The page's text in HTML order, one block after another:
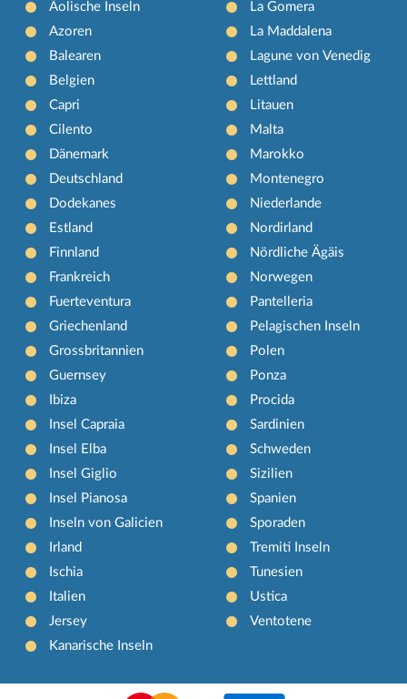
Äolische Inseln
Azoren
Balearen
Belgien
Capri
Cilento
Dänemark
Deutschland
Dodekanes
Estland
Finnland
Frankreich
Fuerteventura
Griechenland
Grossbritannien
Guernsey
Ibiza
Insel Capraia
Insel Elba
Insel Giglio
Insel Pianosa
Inseln von Galicien
Irland
Ischia
Italien
Jersey
Kanarische Inseln
La Gomera
La Maddalena
Lagune von Venedig
Lettland
Litauen
Malta
Marokko
Montenegro
Niederlande
Nordirland
Nördliche Ägäis
Norwegen
Pantelleria
Pelagischen Inseln
Polen
Ponza
Procida
Sardinien
Schweden
Sizilien
Spanien
Sporaden
Tremiti Inseln
Tunesien
Ustica
Ventotene